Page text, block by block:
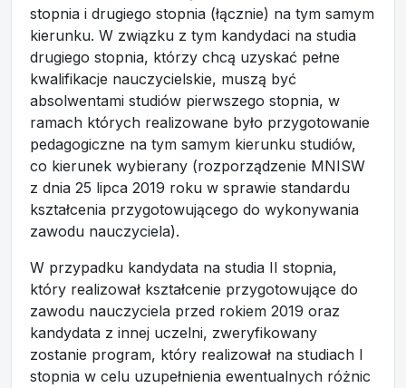
stopnia i drugiego stopnia (łącznie) na tym samym
kierunku. W związku z tym kandydaci na studia
drugiego stopnia, którzy chcą uzyskać pełne
kwalifikacje nauczycielskie, muszą być
absolwentami studiów pierwszego stopnia, w
ramach których realizowane było przygotowanie
pedagogiczne na tym samym kierunku studiów,
co kierunek wybierany (rozporządzenie MNISW
z dnia 25 lipca 2019 roku w sprawie standardu
kształcenia przygotowującego do wykonywania
zawodu nauczyciela).
W przypadku kandydata na studia II stopnia,
który realizował kształcenie przygotowujące do
zawodu nauczyciela przed rokiem 2019 oraz
kandydata z innej uczelni, zweryfikowany
zostanie program, który realizował na studiach I
stopnia w celu uzupełnienia ewentualnych różnic